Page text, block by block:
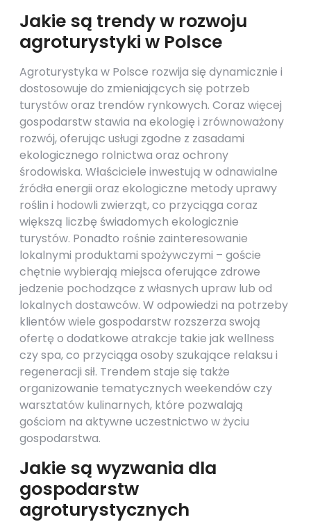
Jakie są trendy w rozwoju
agroturystyki w Polsce
Agroturystyka w Polsce rozwija się dynamicznie i
dostosowuje do zmieniających się potrzeb
turystów oraz trendów rynkowych. Coraz więcej
gospodarstw stawia na ekologię i zrównoważony
rozwój, oferując usługi zgodne z zasadami
ekologicznego rolnictwa oraz ochrony
środowiska. Właściciele inwestują w odnawialne
źródła energii oraz ekologiczne metody uprawy
roślin i hodowli zwierząt, co przyciąga coraz
większą liczbę świadomych ekologicznie
turystów. Ponadto rośnie zainteresowanie
lokalnymi produktami spożywczymi – goście
chętnie wybierają miejsca oferujące zdrowe
jedzenie pochodzące z własnych upraw lub od
lokalnych dostawców. W odpowiedzi na potrzeby
klientów wiele gospodarstw rozszerza swoją
ofertę o dodatkowe atrakcje takie jak wellness
czy spa, co przyciąga osoby szukające relaksu i
regeneracji sił. Trendem staje się także
organizowanie tematycznych weekendów czy
warsztatów kulinarnych, które pozwalają
gościom na aktywne uczestnictwo w życiu
gospodarstwa.
Jakie są wyzwania dla
gospodarstw
agroturystycznych